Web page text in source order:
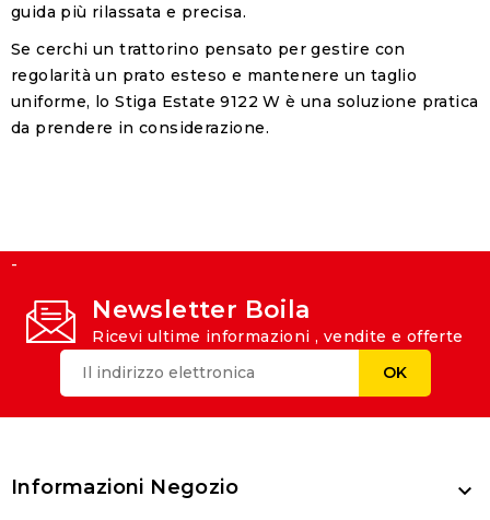
guida più rilassata e precisa.
Se cerchi un trattorino pensato per gestire con
regolarità un prato esteso e mantenere un taglio
uniforme, lo Stiga Estate 9122 W è una soluzione pratica
da prendere in considerazione.
-
Newsletter Boila
Ricevi ultime informazioni , vendite e offerte
Informazioni Negozio 